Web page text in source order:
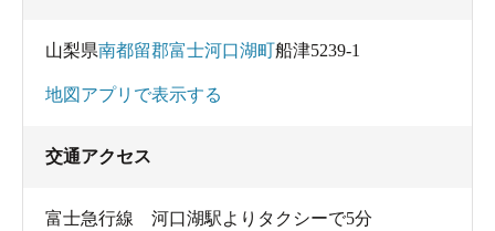
山梨県南都留郡富士河口湖町船津5239-1
地図アプリで表示する
交通アクセス
富士急行線 河口湖駅よりタクシーで5分